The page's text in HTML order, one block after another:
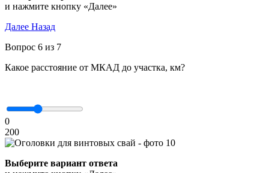
и нажмите кнопку «Далее»
Далее Назад
Вопрос 6 из 7
Какое расстояние от МКАД до участка, км?
0
200
Выберите вариант ответа